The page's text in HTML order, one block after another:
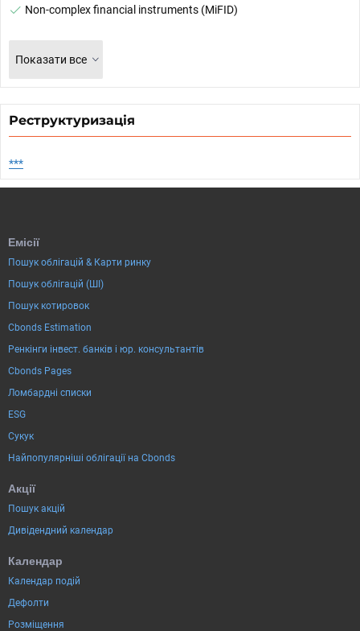
Non-complex financial instruments (MiFID)
Показати все
Реструктуризація
***
Емісії
Пошук облігацій & Карти ринку
Пошук облігацій (ШІ)
Пошук котировок
Cbonds Estimation
Ренкінги інвест. банків і юр. консультантів
Cbonds Pages
Ломбардні списки
ESG
Сукук
Найпопулярніші облігації на Cbonds
Акції
Пошук акцій
Дивідендний календар
Календар
Календар подій
Дефолти
Розміщення